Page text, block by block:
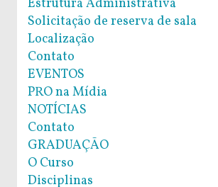
Estrutura Administrativa
Solicitação de reserva de sala
Localização
Contato
EVENTOS
PRO na Mídia
NOTÍCIAS
Contato
GRADUAÇÃO
O Curso
Disciplinas